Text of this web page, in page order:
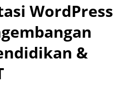
WordPress
&